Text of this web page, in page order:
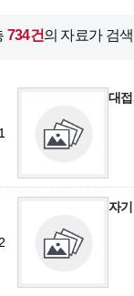
734건의 자료가 검
대
자